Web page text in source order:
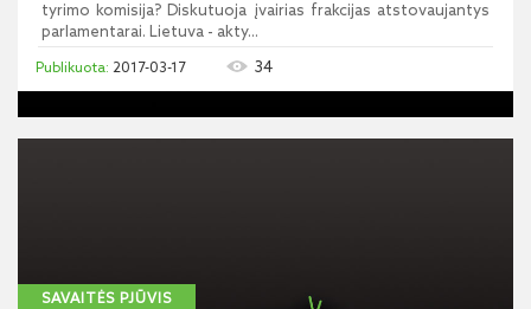
tyrimo komisija? Diskutuoja įvairias frakcijas atstovaujantys
parlamentarai. Lietuva - akty...
2017-03-17 34
SAVAITĖS PJŪVIS